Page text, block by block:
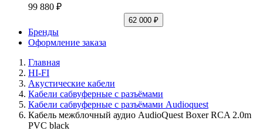
99 880 ₽
62 000 ₽
Бренды
Оформление заказа
Главная
HI-FI
Акустические кабели
Кабели сабвуферные с разъёмами
Кабели сабвуферные с разъёмами Audioquest
Кабель межблочный аудио AudioQuest Boxer RCA 2.0m
PVC black